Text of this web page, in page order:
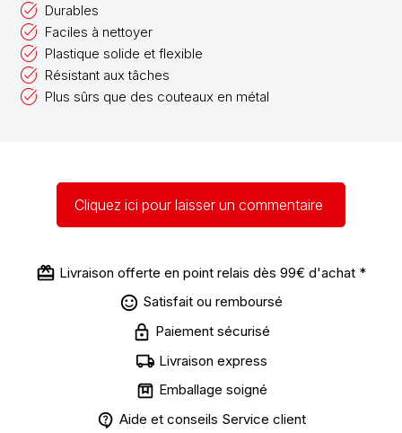
Durables
Faciles à nettoyer
Plastique solide et flexible
Résistant aux tâches
Plus sûrs que des couteaux en métal
Cliquez ici pour laisser un commentaire
Livraison offerte en point relais dès 99€ d'achat *
Satisfait ou remboursé
Paiement sécurisé
Livraison express
Emballage soigné
Aide et conseils Service client